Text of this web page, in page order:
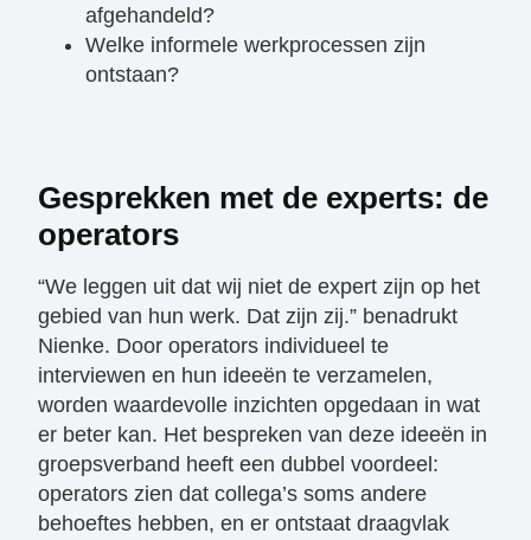
afgehandeld?
Welke informele werkprocessen zijn
ontstaan?
Gesprekken met de experts: de
operators
“We leggen uit dat wij niet de expert zijn op het
gebied van hun werk. Dat zijn zij.” benadrukt
Nienke. Door operators individueel te
interviewen en hun ideeën te verzamelen,
worden waardevolle inzichten opgedaan in wat
er beter kan. Het bespreken van deze ideeën in
groepsverband heeft een dubbel voordeel:
operators zien dat collega’s soms andere
behoeftes hebben, en er ontstaat draagvlak